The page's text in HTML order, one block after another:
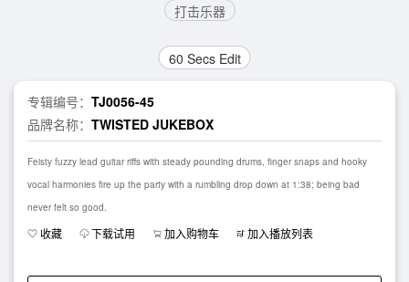
打击乐器
60 Secs Edit
专辑编号： TJ0056-45
品牌名称： TWISTED JUKEBOX
Feisty fuzzy lead guitar riffs with steady pounding drums, finger snaps and hooky
vocal harmonies fire up the party with a rumbling drop down at 1:38; being bad
never felt so good.
收藏 下载试用 加入购物车 加入播放列表